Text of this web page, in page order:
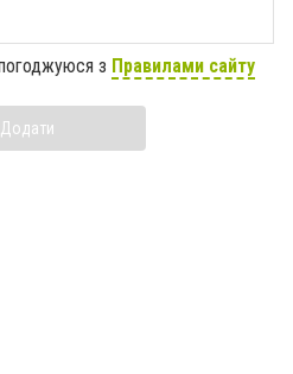
з Правилами сайту
Додати